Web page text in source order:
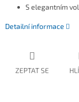
S elegantním
Detailní informace
ZEPTAT SE